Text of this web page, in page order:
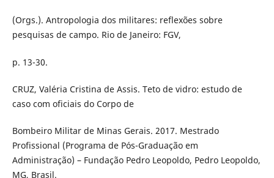
(Orgs.). Antropologia dos militares: reflexões sobre
pesquisas de campo. Rio de Janeiro: FGV,
p. 13-30.
CRUZ, Valéria Cristina de Assis. Teto de vidro: estudo de
caso com oficiais do Corpo de
Bombeiro Militar de Minas Gerais. 2017. Mestrado
Profissional (Programa de Pós-Graduação em
Administração) – Fundação Pedro Leopoldo, Pedro Leopoldo,
MG, Brasil.